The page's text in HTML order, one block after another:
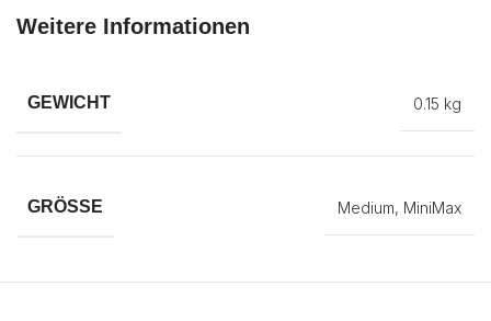
Weitere Informationen
GEWICHT 0.15 kg
GRÖSSE Medium, MiniMax